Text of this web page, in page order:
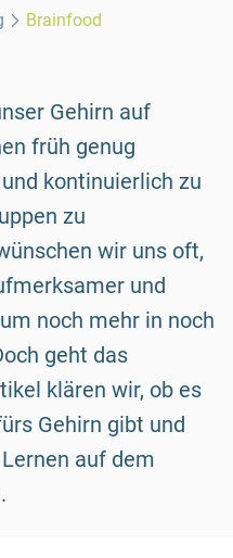
Brainfood
Gehirn auf
früh genug
kontinuierlich zu
zu
wir uns oft,
und
noch mehr in noch
geht das
klären wir, ob es
Gehirn gibt und
auf dem